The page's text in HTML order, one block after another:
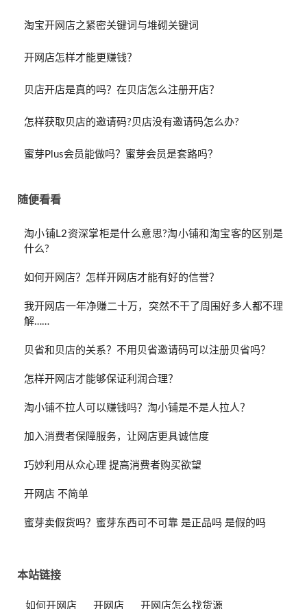
淘宝开网店之紧密关键词与堆砌关键词
开网店怎样才能更赚钱？
贝店开店是真的吗？在贝店怎么注册开店？
怎样获取贝店的邀请码?贝店没有邀请码怎么办?
蜜芽Plus会员能做吗？蜜芽会员是套路吗？
随便看看
淘小铺L2资深掌柜是什么意思?淘小铺和淘宝客的区别是
什么?
如何开网店？怎样开网店才能有好的信誉？
我开网店一年净赚二十万，突然不干了周围好多人都不理
解……
贝省和贝店的关系？不用贝省邀请码可以注册贝省吗？
怎样开网店才能够保证利润合理？
淘小铺不拉人可以赚钱吗？淘小铺是不是人拉人？
加入消费者保障服务，让网店更具诚信度
巧妙利用从众心理 提高消费者购买欲望
开网店 不简单
蜜芽卖假货吗？蜜芽东西可不可靠 是正品吗 是假的吗
本站链接
如何开网店 开网店 开网店怎么找货源